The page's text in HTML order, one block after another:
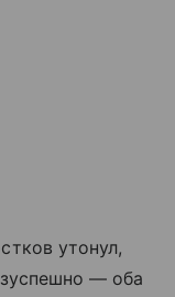
утонул,
— оба